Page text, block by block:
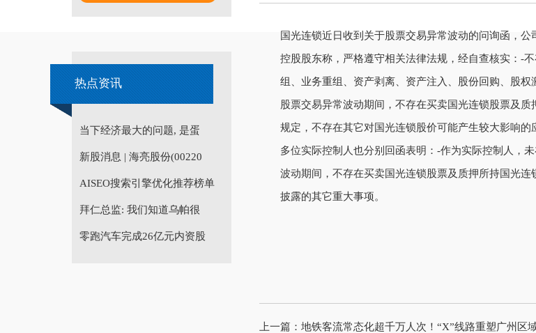
热点资讯
当下经济最大的问题, 是蛋
新股消息 | 海亮股份(00220
AISEO搜索引擎优化推荐榜单
拜仁总监: 我们知道乌帕很
零跑汽车完成26亿元内资股
国光连锁近日收到关于股票交易异常波动的问询函，公
控股股东称，严格遵守相关法律法规，经自查核实：-
组、业务重组、资产剥离、资产注入、股份回购、股
股票交易异常波动期间，不存在买卖国光连锁股票及
规定，不存在其它对国光连锁股价可能产生较大影响的
多位实际控制人也分别回函表明：-作为实际控制人，
波动期间，不存在买卖国光连锁股票及质押所持国光
披露的其它重大事项。
上一篇： 地铁客流常态化超千万人次！“X”线路重塑广州区